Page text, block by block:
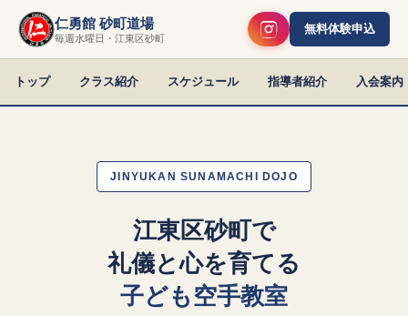
仁勇館 砂町道場
毎週水曜日・江東区砂町
無料体験申込
トップ クラス紹介 スケジュール 指導者紹介 入会案内
JINYUKAN SUNAMACHI DOJO
江東区砂町で
礼儀と心を育てる
子ども空手教室